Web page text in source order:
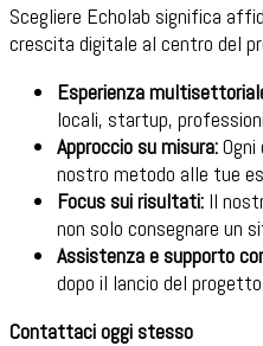
Scegliere Echolab significa
crescita digitale al centro del
Esperienza
locali, startup,
Approccio su misura:
nostro metodo alle tue
Focus sui risultati: Il
non solo consegnare un
Assistenza e supporto
dopo il lancio del progetto.
Contattaci oggi stesso